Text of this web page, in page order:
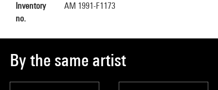
Inventory
no.
AM 1991-F1173
By the same artist